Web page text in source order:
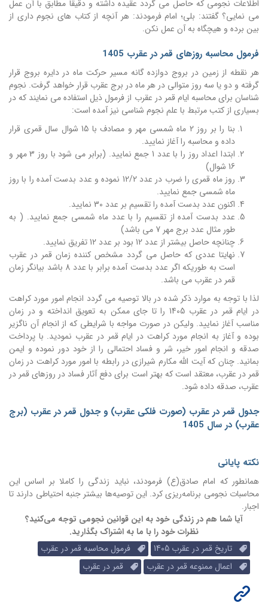
اطلاعات نجومی که حاصل می گردد عقیده داشته و دقیقا مطابق با آن عمل
می نمایی؟ گفتند: بلی؛ امام فرمودند: هر آنچه از کتاب های نجوم داری از
بین برده و هیچگاه به آن عمل نکن.
فرمول محاسبه روزهای قمر در عقرب 1405
هر نقطه از زمین در بروج دوازده گانه مسیر حرکت ماه در دایره بروج قرار
گرفته و دو یا سه روز متوالی در هر ماه در برج عقرب قرار خواهد گرفت. نجوم
شناسان برای محاسبه ایام قمر در عقرب از فرمول ذیل استفاده می نمایند که در
بسیاری از کتب مرتبط با علم نجوم شناسی نیز آمده است:
بنا را بر روز 2 ماه شمسی مهر و مصادف با 15 شوال سال قمری قرار
داده و محاسبه را آغاز نمایید.
ابتدا اعداد روز را با عدد 1 جمع نمایید. (برابر می شود با روز 3 مهر و
16 شوال)
روز ماه قمری را ضرب در عدد 12/2 نموده و عدد بدست آمده را با روز
ماه شمسی جمع نمایید.
اکنون عدد بدست آمده را تقسیم بر عدد 30 نمایید.
عدد بدست آمده از تقسیم را با عدد ماه شمسی جمع نمایید. ( به
طور مثال عدد برج مهر 7 می باشد)
چنانچه حاصل بیشتر از عدد 12 بود بر عدد 12 تفریق نمایید.
نهایتا عددی که حاصل می گردد مشخص کننده زمان قمر در عقرب
است به طوریکه اگر عدد بدست آمده برابر با عدد 8 باشد بیانگر زمان
قمر در عقرب می باشد.
لذا با توجه به موارد ذکر شده در بالا توصیه می گردد انجام امور مورد کراهت
در ایام قمر در عقرب 1405 را تا جای ممکن به تعویق انداخته و در زمان
مناسب آغاز نمایید. ولیکن در صورت مواجه با شرایطی که از انجام آن ناگزیر
بوده و آغاز به انجام مورد کراهت در ایام قمر در عقرب نمودید. با پرداخت
صدقه و انجام امور خیر، شر و فساد احتمالی را از خود دور نموده و ایمن
بمانید. چنان که آیت الله مکارم شیرازی در رابطه با امور مورد کراهت در زمان
قمر در عقرب، معتقد است که بهتر است برای دفع آثار فساد در روزهای قمر در
عقرب، صدقه داده شود.
جدول قمر در عقرب (صورت فلکی عقرب) و جدول قمر در عقرب (برج
عقرب) در سال 1405
نکته پایانی
همانطور که امام صادق(ع) فرمودند، نباید زندگی را کاملا بر اساس این
محاسبات نجومی برنامه‌ریزی کرد. این توصیه‌ها بیشتر جنبه احتیاطی دارند تا
اجبار.
آیا شما هم در زندگی خود به این قوانین نجومی توجه می‌کنید؟
نظرات خود را با ما به اشتراک بگذارید.
تاریخ قمر در عقرب 1405
فرمول محاسبه قمر در عقرب
اعمال ممنوعه قمر در عقرب
قمر در عقرب